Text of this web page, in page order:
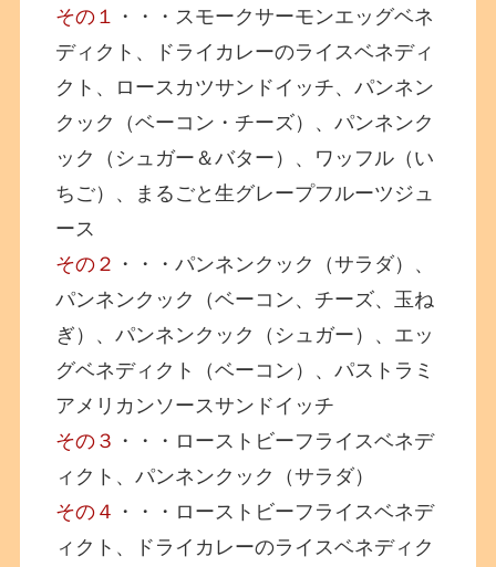
その１ ・・・スモークサーモンエッグベネ
ディクト、ドライカレーのライスベネディ
クト、ロースカツサンドイッチ、パンネン
クック（ベーコン・チーズ）、パンネンク
ック（シュガー＆バター）、ワッフル（い
ちご）、まるごと生グレープフルーツジュ
ース
その２ ・・・パンネンクック（サラダ）、
パンネンクック（ベーコン、チーズ、玉ね
ぎ）、パンネンクック（シュガー）、エッ
グベネディクト（ベーコン）、パストラミ
アメリカンソースサンドイッチ
その３ ・・・ローストビーフライスベネデ
ィクト、パンネンクック（サラダ）
その４ ・・・ローストビーフライスベネデ
ィクト、ドライカレーのライスベネディク